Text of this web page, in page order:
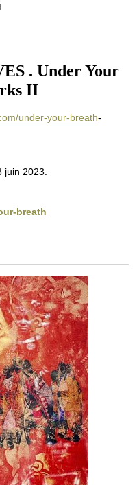
. Under Your
II
under-your-breath-
2023.
breath